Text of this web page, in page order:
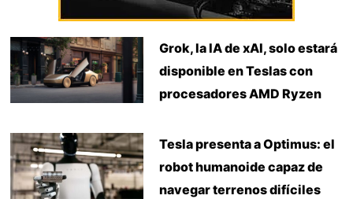
Grok, la IA de xAI, solo estará
disponible en Teslas con
procesadores AMD Ryzen
Tesla presenta a Optimus: el
robot humanoide capaz de
navegar terrenos difíciles